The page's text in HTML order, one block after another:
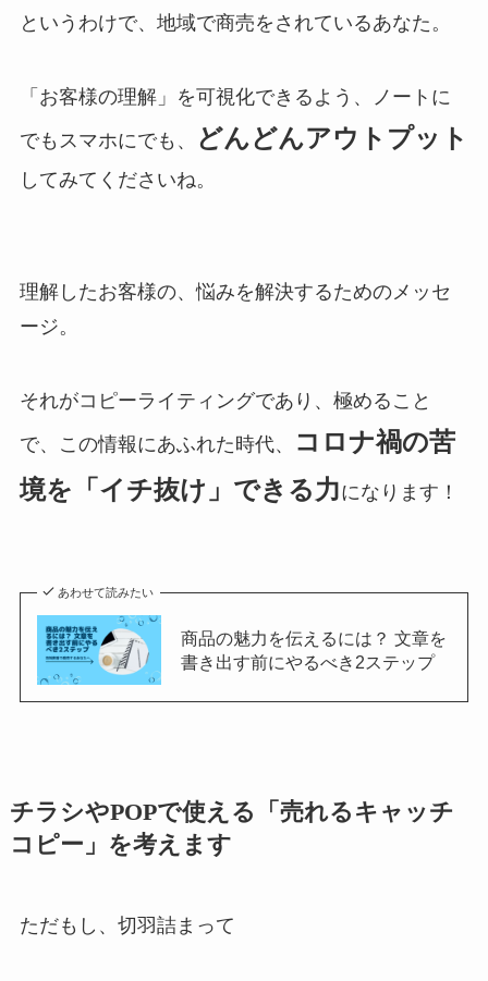
というわけで、地域で商売をされているあなた。
「お客様の理解」を可視化できるよう、ノートに
でもスマホにでも、
どんどんアウトプット
してみてくださいね。
理解したお客様の、悩みを解決するためのメッセ
ージ。
それがコピーライティングであり、極めること
で、この情報にあふれた時代、
コロナ禍の苦
境を「イチ抜け」できる力になります！
あわせて読みたい
商品の魅力を伝えるには？ 文章を
書き出す前にやるべき2ステップ
チラシやPOPで使える「売れるキャッチ
コピー」を考えます
ただもし、切羽詰まって